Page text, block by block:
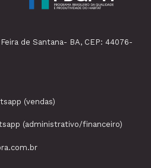
de Santana- BA, CEP: 44076-
(vendas)
(administrativo/financeiro)